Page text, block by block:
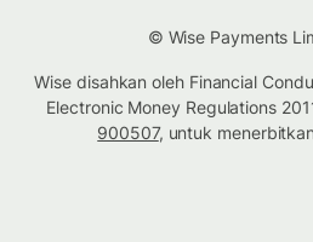
© Wise Payments
Wise disahkan oleh Financial
Electronic Money Regulations
900507, untuk